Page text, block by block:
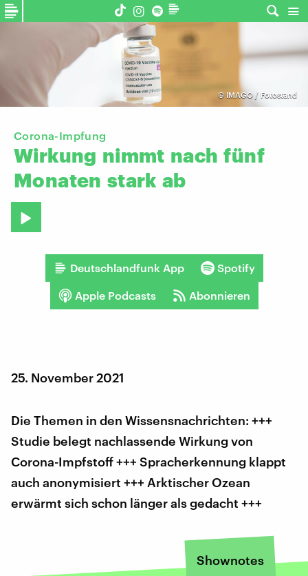
© IMAGO / Fotostand
Corona-Impfung
Wirkung nimmt nach fünf
Monaten stark ab
Deutschlandfunk App Spotify
Apple Podcasts Abonnieren
25. November 2021
Die Themen in den Wissensnachrichten: +++
Studie belegt nachlassende Wirkung von
Corona-Impfstoff +++ Spracherkennung klappt
auch anonymisiert +++ Arktischer Ozean
erwärmt sich schon länger als gedacht +++
Shownotes